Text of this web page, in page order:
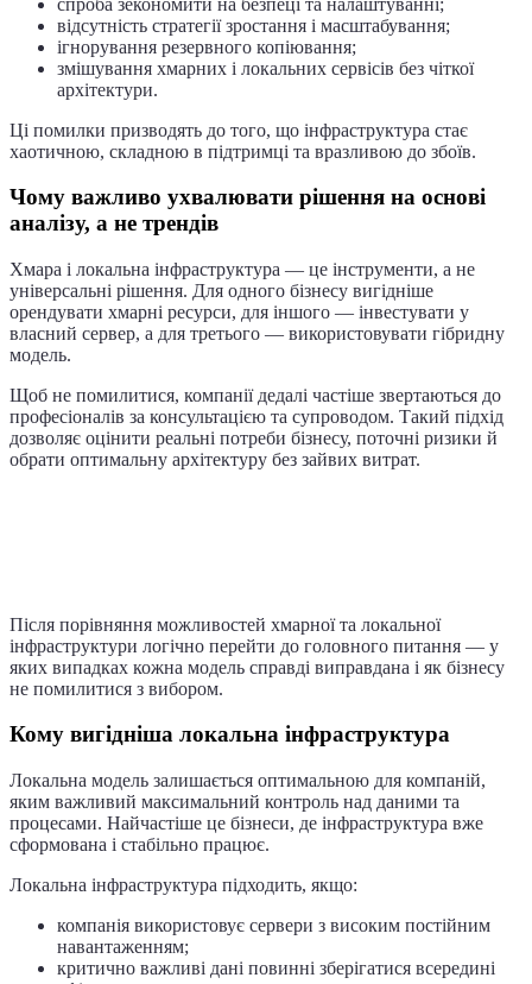
відсутність стратегії зростання і масштабування;
ігнорування резервного копіювання;
змішування хмарних і локальних сервісів без чіткої
архітектури.
Ці помилки призводять до того, що інфраструктура стає
хаотичною, складною в підтримці та вразливою до збоїв.
Чому важливо ухвалювати рішення на основі
аналізу, а не трендів
Хмара і локальна інфраструктура — це інструменти, а не
універсальні рішення. Для одного бізнесу вигідніше
орендувати хмарні ресурси, для іншого — інвестувати у
власний сервер, а для третього — використовувати гібридну
модель.
Щоб не помилитися, компанії дедалі частіше звертаються до
професіоналів за консультацією та супроводом. Такий підхід
дозволяє оцінити реальні потреби бізнесу, поточні ризики й
обрати оптимальну архітектуру без зайвих витрат.
Після порівняння можливостей хмарної та локальної
інфраструктури логічно перейти до головного питання — у
яких випадках кожна модель справді виправдана і як бізнесу
не помилитися з вибором.
Кому вигідніша локальна інфраструктура
Локальна модель залишається оптимальною для компаній,
яким важливий максимальний контроль над даними та
процесами. Найчастіше це бізнеси, де інфраструктура вже
сформована і стабільно працює.
Локальна інфраструктура підходить, якщо:
компанія використовує сервери з високим постійним
навантаженням;
критично важливі дані повинні зберігатися всередині